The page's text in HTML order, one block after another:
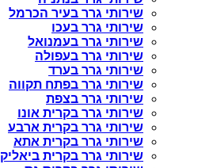
שירותי גרר בעיר הכרמל
שירותי גרר בעכו
שירותי גרר בעמנואל
שירותי גרר בעפולה
שירותי גרר בערד
שירותי גרר בפתח תקווה
שירותי גרר בצפת
שירותי גרר בקרית אונו
שירותי גרר בקרית ארבע
שירותי גרר בקרית אתא
שירותי גרר בקרית ביאליק